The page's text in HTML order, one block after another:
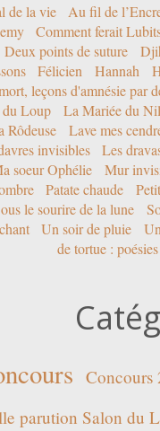
de la vie Au fil de
Comment ferait
Deux points de suture
Félicien Hannah
leçons d'amnésie par
Loup La Mariée du Nil
Rôdeuse Lave mes
invisibles Les
soeur Ophélie Mur
Patate chaude
le sourire de la lune
Un soir de pluie
de tortue : poésies
Concours
parution Salon du